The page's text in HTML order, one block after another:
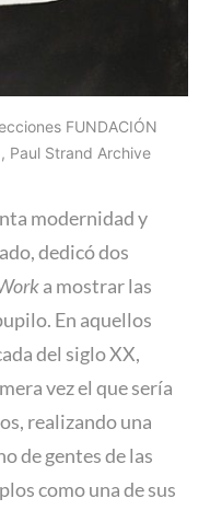
FUNDACIÓN
Paul Strand Archive
modernidad y
dedicó dos
a mostrar las
En aquellos
del siglo XX,
vez el que sería
realizando una
de gentes de las
como una de sus